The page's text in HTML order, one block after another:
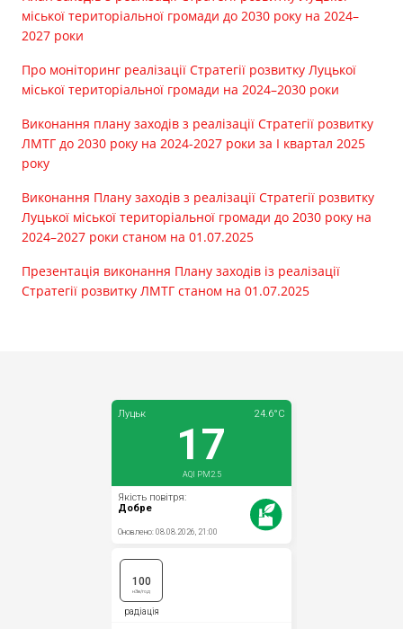
міської територіальної громади до 2030 року на 2024–
2027 роки
Про моніторинг реалізації Стратегії розвитку Луцької
міської територіальної громади на 2024–2030 роки
Виконання плану заходів з реалізації Стратегії розвитку
ЛМТГ до 2030 року на 2024-2027 роки за І квартал 2025
року
Виконання Плану заходів з реалізації Стратегії розвитку
Луцької міської територіальної громади до 2030 року на
2024–2027 роки станом на 01.07.2025
Презентація виконання Плану заходів із реалізації
Стратегії розвитку ЛМТГ станом на 01.07.2025